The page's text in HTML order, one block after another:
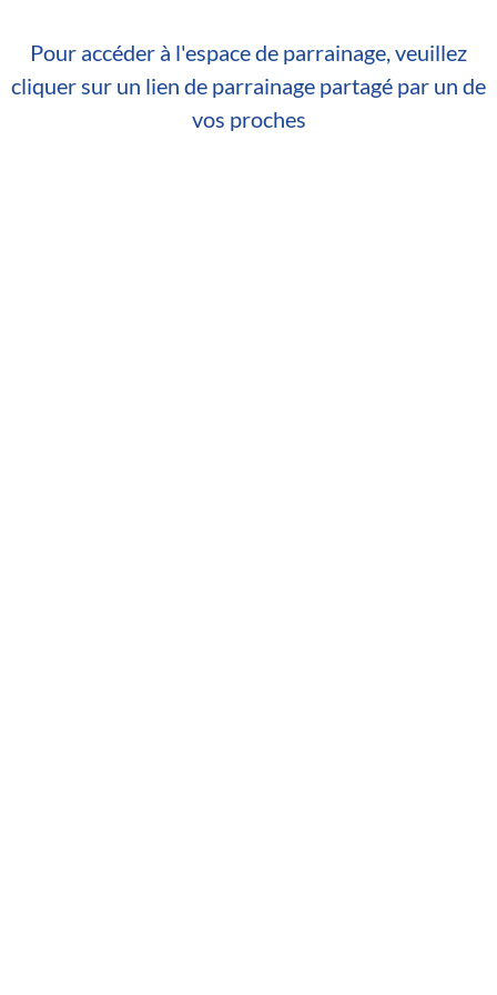
Pour accéder à l'espace de parrainage, veuillez
cliquer sur un lien de parrainage partagé par un de
vos proches